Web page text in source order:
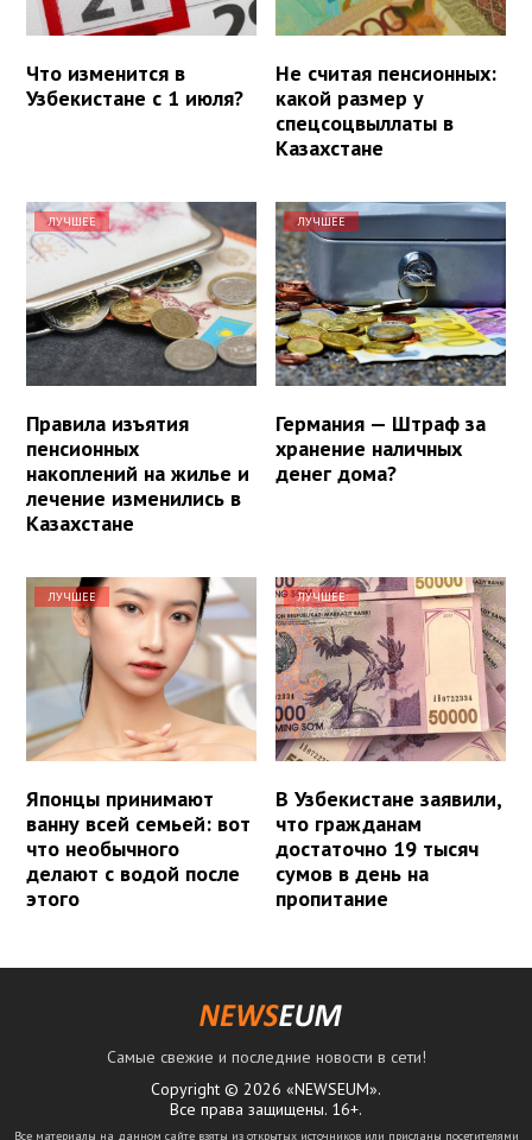
Что изменится в
Узбекистане с 1 июля?
Не считая пенсионных:
какой размер у
спецсоцвыллаты в
Казахстане
ЛУЧШЕЕ
Правила изъятия
пенсионных
накоплений на жилье и
лечение изменились в
Казахстане
ЛУЧШЕЕ
Германия — Штраф за
хранение наличных
денег дома?
ЛУЧШЕЕ
Японцы принимают
ванну всей семьей: вот
что необычного
делают с водой после
этого
ЛУЧШЕЕ
В Узбекистане заявили,
что гражданам
достаточно 19 тысяч
сумов в день на
пропитание
Самые свежие и последние новости в сети!
Copyright © 2026 «NEWSEUM».
Все права защищены. 16+.
Все материалы на данном сайте взяты из открытых источников или присланы посетителями